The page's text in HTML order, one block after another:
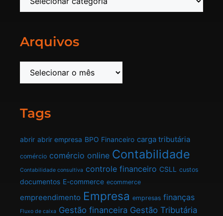
Arquivos
Tags
abrir abrir empresa BPO Financeiro carga tributária
comércio comércio online Contabilidade
Contabilidade consultiva controle financeiro CSLL custos
documentos E-commerce ecommerce
empreendimento Empresa empresas finanças
Fluxo de caixa Gestão financeira Gestão Tributária